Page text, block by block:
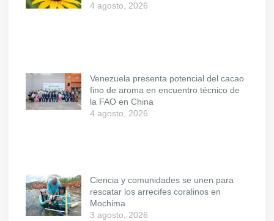
4 agosto, 2026
Venezuela presenta potencial del cacao
fino de aroma en encuentro técnico de
la FAO en China
4 agosto, 2026
Ciencia y comunidades se unen para
rescatar los arrecifes coralinos en
Mochima
3 agosto, 2026